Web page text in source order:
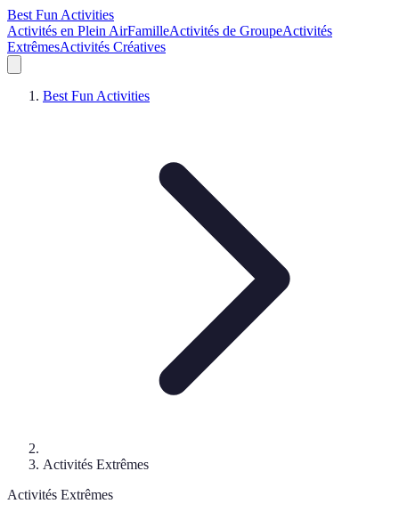
Best Fun Activities
Activités en Plein AirFamilleActivités de GroupeActivités
ExtrêmesActivités Créatives
Best Fun Activities
Activités Extrêmes
Activités Extrêmes